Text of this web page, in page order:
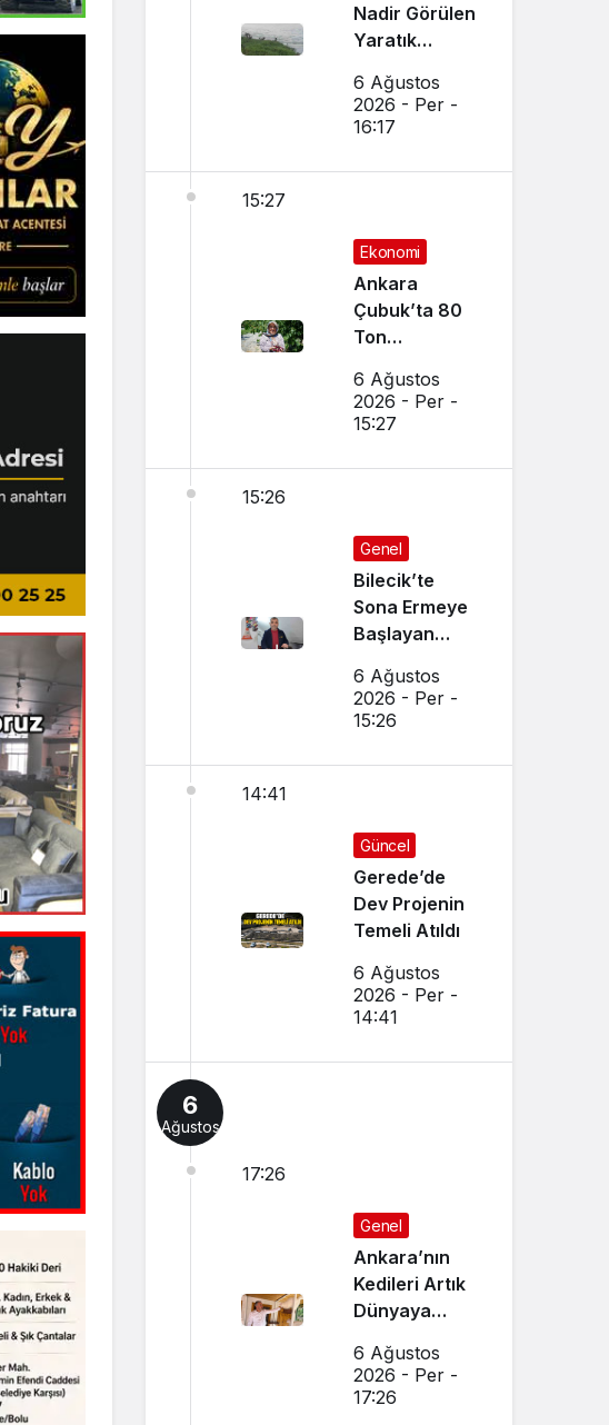
Nadir Görülen
Yaratık
6 Ağustos
2026 - Per -
16:17
15:27
Ekonomi
Ankara
Çubuk’ta 80
Ton
6 Ağustos
2026 - Per -
15:27
15:26
Genel
Bilecik’te
Sona Ermeye
Başlayan
Sürdürüyor
6 Ağustos
2026 - Per -
15:26
14:41
Güncel
Gerede’de
Dev Projenin
Temeli Atıldı
6 Ağustos
2026 - Per -
14:41
6
Ağustos
17:26
Genel
Ankara’nın
Kedileri Artık
Dünyaya
Tanıtılıyor
6 Ağustos
2026 - Per -
17:26